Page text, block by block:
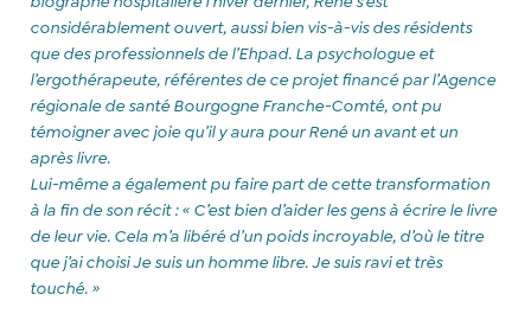
considérablement ouvert, aussi bien vis-à-vis des résidents
que des professionnels de l’Ehpad. La psychologue et
l’ergothérapeute, référentes de ce projet financé par l’Agence
régionale de santé Bourgogne Franche-Comté, ont pu
témoigner avec joie qu’il y aura pour René un avant et un
après livre.
Lui-même a également pu faire part de cette transformation
à la fin de son récit : « C’est bien d’aider les gens à écrire le livre
de leur vie. Cela m’a libéré d’un poids incroyable, d’où le titre
que j’ai choisi Je suis un homme libre. Je suis ravi et très
touché. »